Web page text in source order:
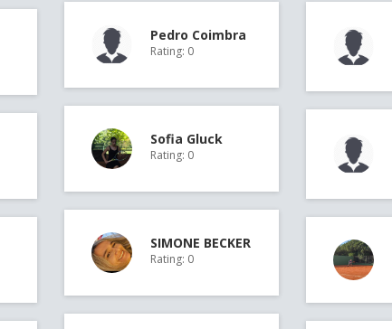
Pedro Coimbra
Rating: 0
Sofia Gluck
Rating: 0
SIMONE BECKER
Rating: 0